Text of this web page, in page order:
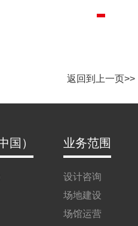
返回到上一页>>
国） 业务范围
设计咨询
场地建设
场馆运营